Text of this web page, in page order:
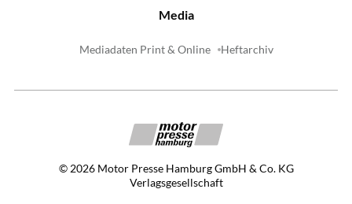
Media
Mediadaten Print & Online Heftarchiv
© 2026 Motor Presse Hamburg GmbH & Co. KG
Verlagsgesellschaft